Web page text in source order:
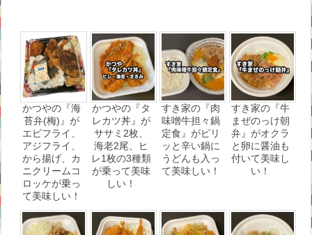
かつやの『海
苔弁(梅)』が
エビフライ、
アジフライ、
から揚げ、カ
ニクリームコ
ロッケが乗っ
て美味しい！
かつやの『タ
レカツ丼』が
ササミ2枚、
海老2尾、ヒ
レ1枚の3種類
が乗って美味
しい！
すき家の『肉
味噌牛担々鍋
定食』がピリ
ッと辛い鍋に
うどんも入っ
て美味しい！
すき家の『牛
まぜのっけ朝
弁』がオクラ
と卵に醤油も
付いて美味し
い！